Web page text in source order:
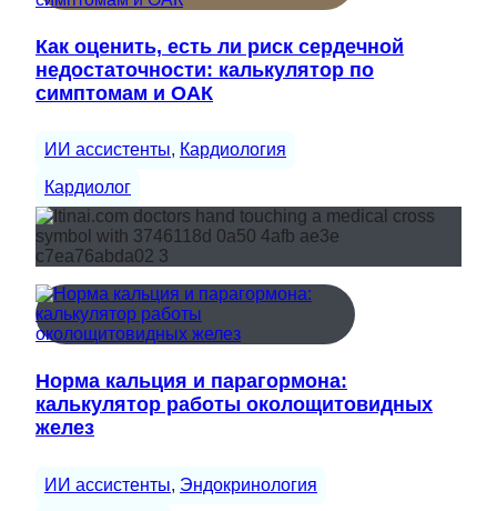
Как оценить, есть ли риск сердечной
недостаточности: калькулятор по
симптомам и ОАК
ИИ ассистенты, Кардиология
Кардиолог
Норма кальция и парагормона:
калькулятор работы околощитовидных
желез
ИИ ассистенты, Эндокринология